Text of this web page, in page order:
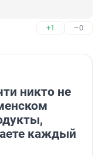
+1 –0
никто не
каждый